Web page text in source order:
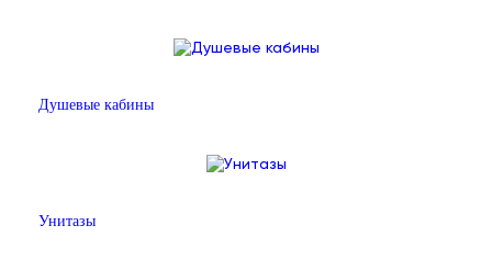
Душевые кабины
Унитазы